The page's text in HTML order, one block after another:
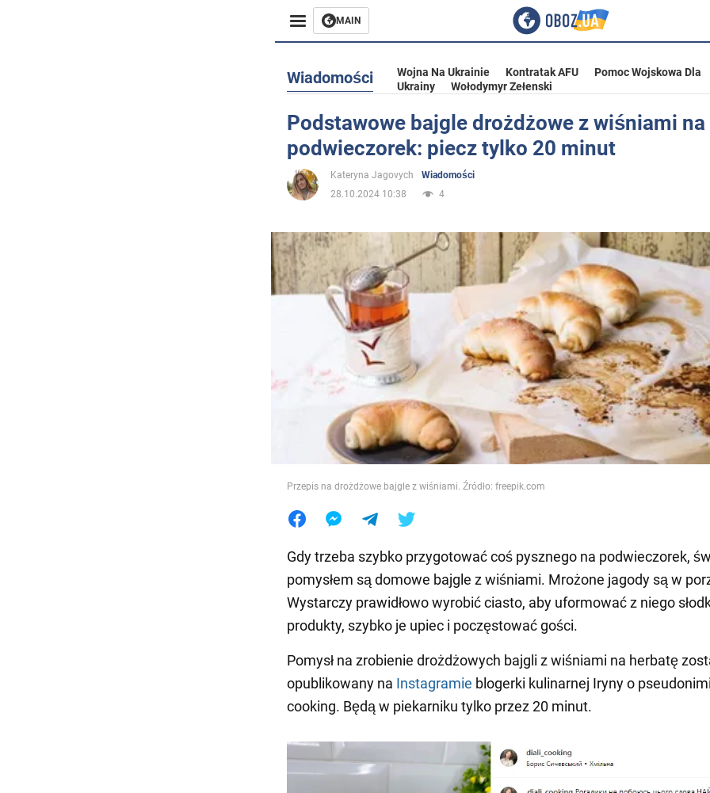
MAIN
Rozrywka
Życie
Społeczeństwo
Wojna na Ukrainie
Jedzenie
Wiadomości Wojna Na Ukrainie Kontratak AFU
Pomoc Wojskowa Dla
Ukrainy
Wołodymyr Zełenski
Podstawowe bajgle drożdżowe z wiśniami na
podwieczorek: piecz tylko 20 minut
Kateryna Jagovych
Wiadomości
28.10.2024 10:38
4
Przepis na drożdżowe bajgle z wiśniami. Źródło: freepik.com
Gdy trzeba szybko przygotować coś pysznego na podwieczorek,
pomysłem są domowe bajgle z wiśniami. Mrożone jagody są w
Wystarczy prawidłowo wyrobić ciasto, aby uformować z niego
produkty, szybko je upiec i poczęstować gości.
Pomysł na zrobienie drożdżowych bajgli z wiśniami na herbatę
opublikowany na Instagramie blogerki kulinarnej Iryny o
cooking. Będą w piekarniku tylko przez 20 minut.